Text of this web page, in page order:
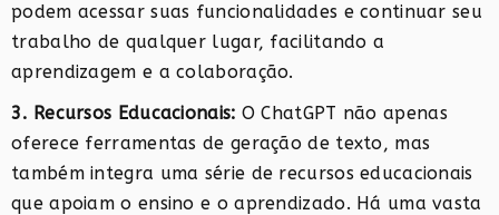
podem acessar suas funcionalidades e continuar seu
trabalho de qualquer lugar, facilitando a
aprendizagem e a colaboração.
3. Recursos Educacionais: O ChatGPT não apenas
oferece ferramentas de geração de texto, mas
também integra uma série de recursos educacionais
que apoiam o ensino e o aprendizado. Há uma vasta